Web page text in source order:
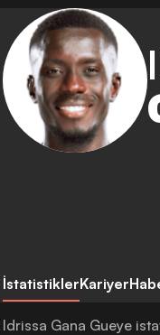
İstatistiklerKariyer
Idrissa Gana Gueye